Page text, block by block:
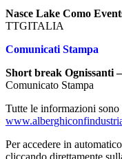
Nasce Lake Como
TTGITALIA
Comunicati Stampa
Short break Ognissanti
Comunicato Stampa
Tutte le informazioni
Per accedere in
cliccando direttamente